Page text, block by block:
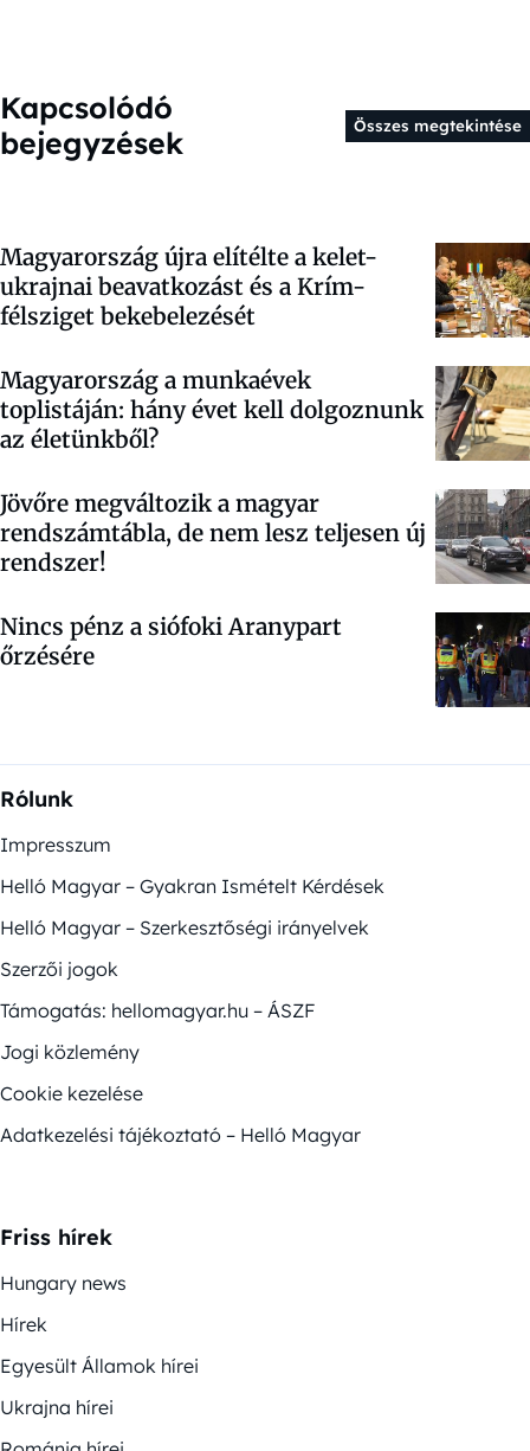
Kapcsolódó
bejegyzések
Összes megtekintése
Magyarország újra elítélte a kelet-
ukrajnai beavatkozást és a Krím-
félsziget bekebelezését
Magyarország a munkaévek
toplistáján: hány évet kell dolgoznunk
az életünkből?
Jövőre megváltozik a magyar
rendszámtábla, de nem lesz teljesen új
rendszer!
Nincs pénz a siófoki Aranypart
őrzésére
Rólunk
Impresszum
Helló Magyar – Gyakran Ismételt Kérdések
Helló Magyar – Szerkesztőségi irányelvek
Szerzői jogok
Támogatás: hellomagyar.hu – ÁSZF
Jogi közlemény
Cookie kezelése
Adatkezelési tájékoztató – Helló Magyar
Friss hírek
Hungary news
Hírek
Egyesült Államok hírei
Ukrajna hírei